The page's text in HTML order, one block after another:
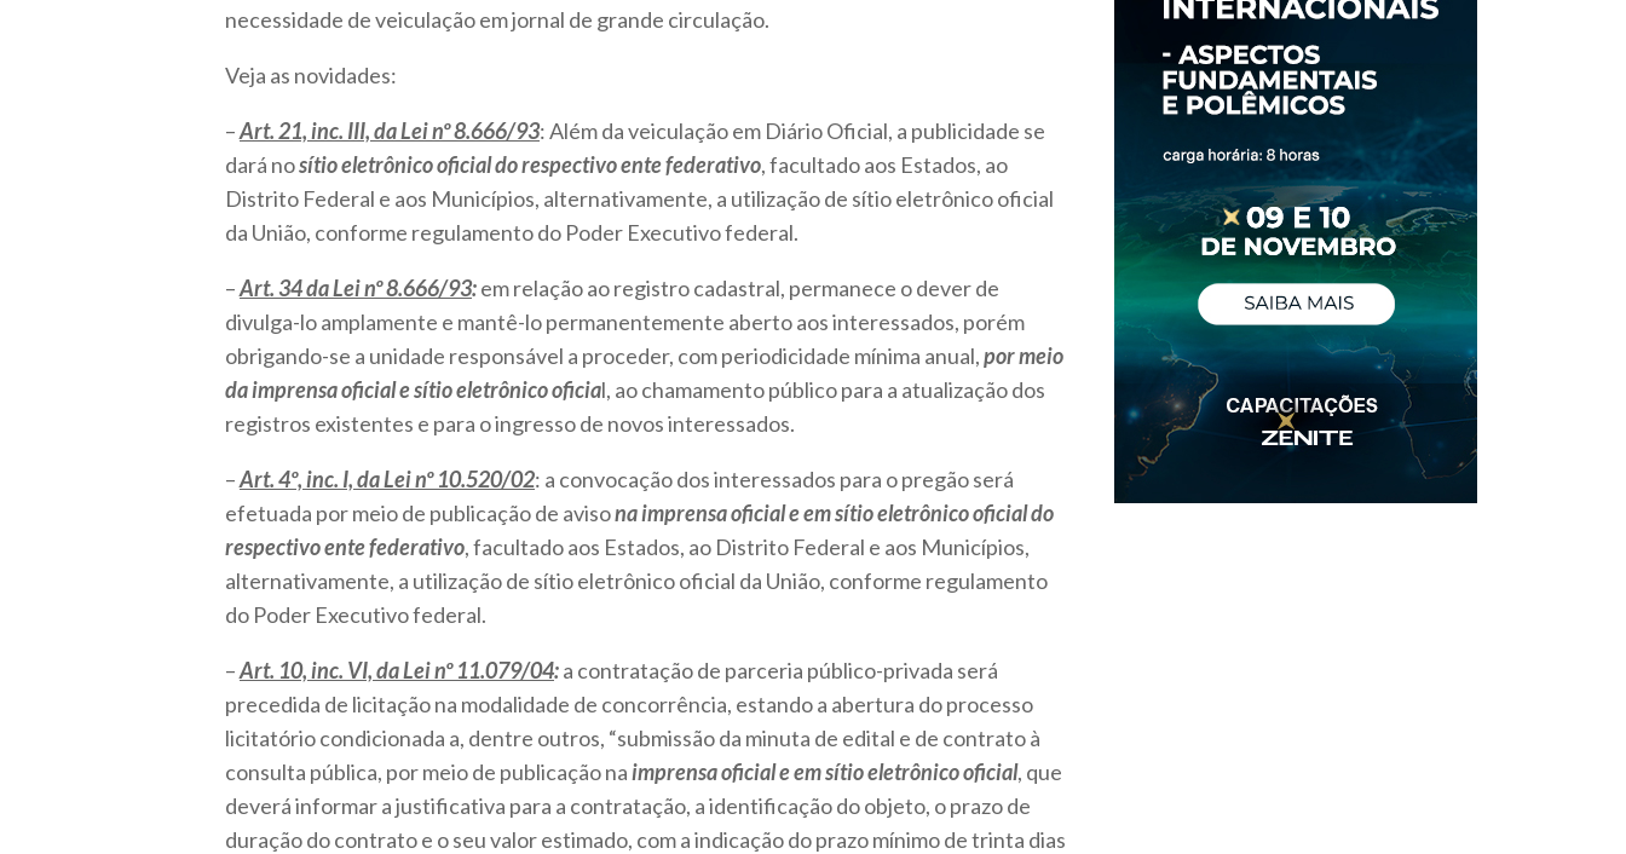
necessidade de veiculação em jornal de grande circulação.
Veja as novidades:
–Art. 21, inc. III, da Lei nº 8.666/93: Além da veiculação em Diário Oficial, a publicidade se
dará nosítio eletrônico oficial do respectivo ente federativo, facultado aos Estados, ao
Distrito Federal e aos Municípios, alternativamente, a utilização de sítio eletrônico oficial
da União, conforme regulamento do Poder Executivo federal.
–Art. 34 da Lei nº 8.666/93:em relação ao registro cadastral, permanece o dever de
divulga-lo amplamente e mantê-lo permanentemente aberto aos interessados, porém
obrigando-se a unidade responsável a proceder, com periodicidade mínima anual,por meio
da imprensa oficial e sítio eletrônico oficial, ao chamamento público para a atualização dos
registros existentes e para o ingresso de novos interessados.
–Art. 4º, inc. I, da Lei nº 10.520/02: a convocação dos interessados para o pregão será
efetuada por meio de publicação de avisona imprensa oficial e em sítio eletrônico oficial do
respectivo ente federativo, facultado aos Estados, ao Distrito Federal e aos Municípios,
alternativamente, a utilização de sítio eletrônico oficial da União, conforme regulamento
do Poder Executivo federal.
–Art. 10, inc. VI, da Lei nº 11.079/04:a contratação de parceria público-privada será
precedida de licitação na modalidade de concorrência, estando a abertura do processo
licitatório condicionada a, dentre outros, “submissão da minuta de edital e de contrato à
consulta pública, por meio de publicação naimprensa oficial e em sítio eletrônico oficial, que
deverá informar a justificativa para a contratação, a identificação do objeto, o prazo de
duração do contrato e o seu valor estimado, com a indicação do prazo mínimo de trinta dias